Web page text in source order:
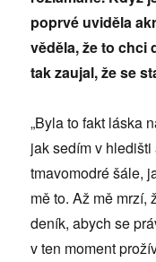
poprvé uviděla
věděla, že to chci
tak zaujal, že se
„Byla to fakt láska
jak sedím v
tmavomodré šále,
mě to. Až mě mrzí,
deník, abych se
v ten moment